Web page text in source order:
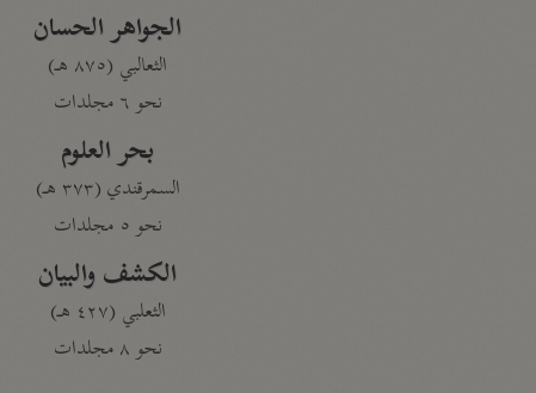
الجواهر الحسان
الثعالبي (٨٧٥ هـ)
نحو ٦ مجلدات
بحر العلوم
السمرقندي (٣٧٣ هـ)
نحو ٥ مجلدات
الكشف والبيان
الثعلبي (٤٢٧ هـ)
نحو ٨ مجلدات